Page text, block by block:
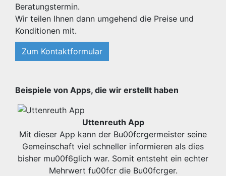
Beratungstermin.
Wir teilen Ihnen dann umgehend die Preise und
Konditionen mit.
Zum Kontaktformular
Beispiele von Apps, die wir erstellt haben
Uttenreuth App
Mit dieser App kann der Bu00fcrgermeister seine
Gemeinschaft viel schneller informieren als dies
bisher mu00f6glich war. Somit entsteht ein echter
Mehrwert fu00fcr die Bu00fcrger.